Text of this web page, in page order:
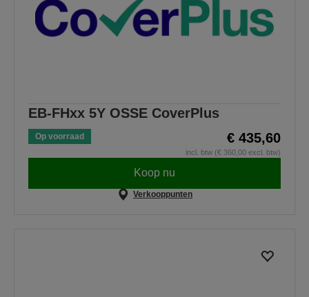
EB-FHxx 5Y OSSE CoverPlus
Op voorraad € 435,60
incl. btw (€ 360,00 excl. btw)
Koop nu
Verkooppunten